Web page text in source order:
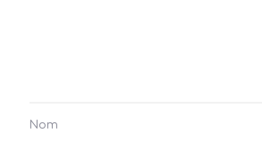
Nom